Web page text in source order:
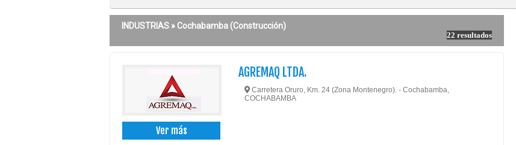
INDUSTRIAS » Cochabamba (Construcción)
22 resultados
Ver más
AGREMAQ LTDA.
Carretera Oruro, Km. 24 (Zona Montenegro). - Cochabamba,
COCHABAMBA